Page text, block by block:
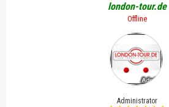
london-tour.de
Offline
Administrator